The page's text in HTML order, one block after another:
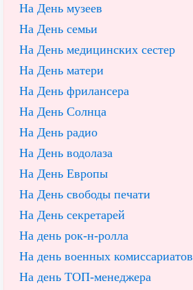
На День музеев
На День семьи
На День медицинских сестер
На День матери
На День фрилансера
На День Солнца
На День радио
На День водолаза
На День Европы
На День свободы печати
На День секретарей
На день рок-н-ролла
На день военных комиссариатов
На день ТОП-менеджера